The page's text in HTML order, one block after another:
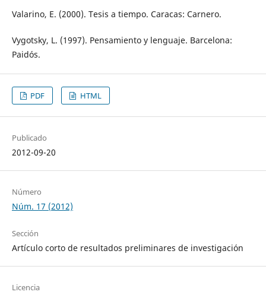
Valarino, E. (2000). Tesis a tiempo. Caracas: Carnero.
Vygotsky, L. (1997). Pensamiento y lenguaje. Barcelona:
Paidós.
PDF HTML
Publicado
2012-09-20
Número
Núm. 17 (2012)
Sección
Artículo corto de resultados preliminares de investigación
Licencia